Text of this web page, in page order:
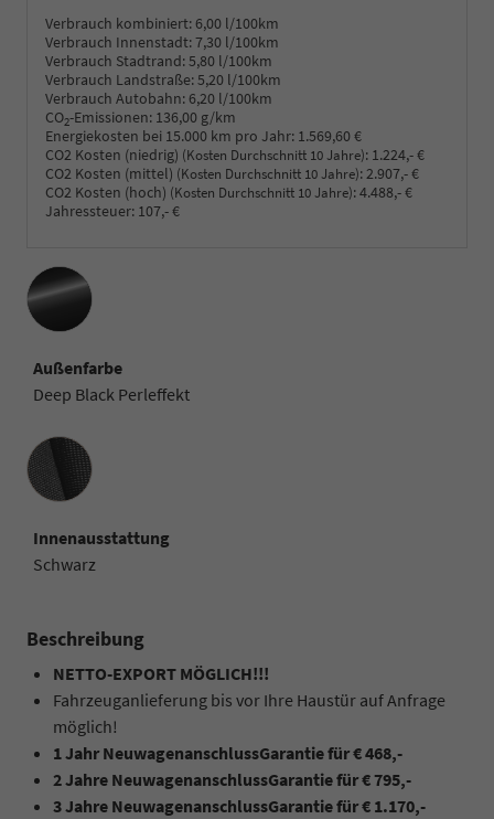
Verbrauch kombiniert: 6,00 l/100km
Verbrauch Innenstadt:7,30 l/100km
Verbrauch Stadtrand:5,80 l/100km
Verbrauch Landstraße:5,20 l/100km
Verbrauch Autobahn: 6,20 l/100km
CO2-Emissionen: 136,00 g/km
Energiekosten bei 15.000 km pro Jahr: 1.569,60 €
CO2 Kosten (niedrig) (Kosten Durchschnitt 10 Jahre): 1.224,- €
CO2 Kosten (mittel) (Kosten Durchschnitt 10 Jahre):2.907,- €
CO2 Kosten (hoch) (Kosten Durchschnitt 10 Jahre):4.488,- €
Jahressteuer: 107,- €
Außenfarbe
Deep Black Perleffekt
Innenausstattung
Innenausstattung
Schwarz
Beschreibung
NETTO-EXPORT MÖGLICH!!!
Fahrzeuganlieferung bis vor Ihre Haustür auf Anfrage
möglich!
1 Jahr NeuwagenanschlussGarantie für € 468,-
2 Jahre NeuwagenanschlussGarantie für € 795,-
3 Jahre NeuwagenanschlussGarantie für € 1.170,-